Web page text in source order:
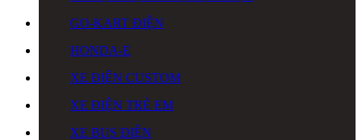
GO-KART ĐIỆN
HONDA-E
XE ĐIỆN CUSTOM
XE ĐIỆN TRẺ EM
XE BUS ĐIỆN